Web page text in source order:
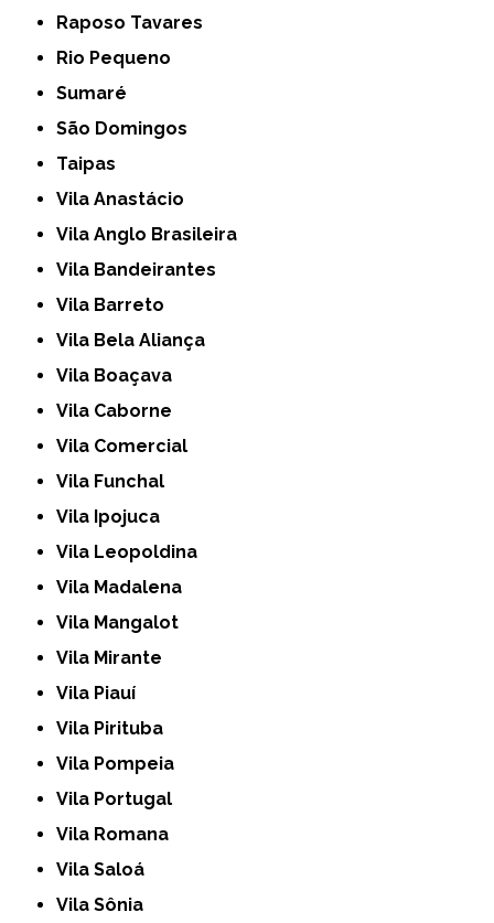
Raposo Tavares
Rio Pequeno
Sumaré
São Domingos
Taipas
Vila Anastácio
Vila Anglo Brasileira
Vila Bandeirantes
Vila Barreto
Vila Bela Aliança
Vila Boaçava
Vila Caborne
Vila Comercial
Vila Funchal
Vila Ipojuca
Vila Leopoldina
Vila Madalena
Vila Mangalot
Vila Mirante
Vila Piauí
Vila Pirituba
Vila Pompeia
Vila Portugal
Vila Romana
Vila Saloá
Vila Sônia